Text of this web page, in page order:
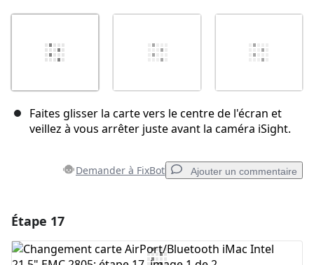
Faites glisser la carte vers le centre de l'écran et
veillez à vous arrêter juste avant la caméra iSight.
Demander à FixBot Ajouter un commentaire
Ajouter un commentaire
Étape 17